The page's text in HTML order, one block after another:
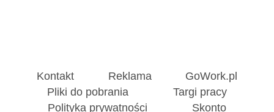
Kontakt Reklama
GoWork.pl
Pliki do pobrania
Targi pracy
Polityka prywatności
Skonto